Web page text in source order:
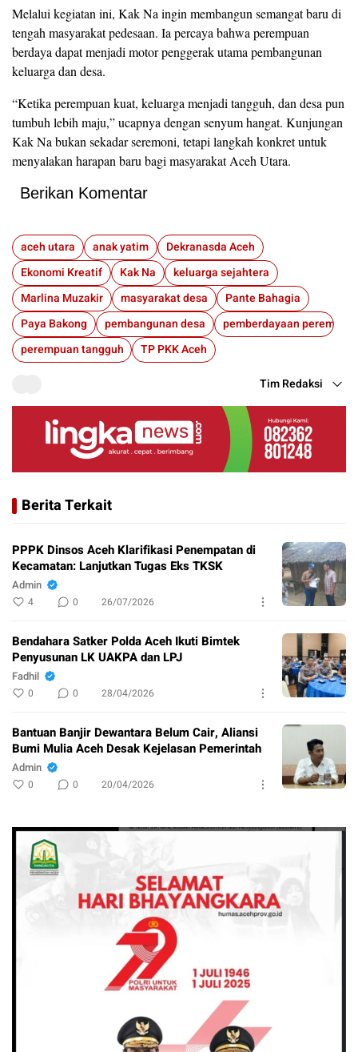
Melalui kegiatan ini, Kak Na ingin membangun semangat baru di
tengah masyarakat pedesaan. Ia percaya bahwa perempuan
berdaya dapat menjadi motor penggerak utama pembangunan
keluarga dan desa.
“Ketika perempuan kuat, keluarga menjadi tangguh, dan desa pun
tumbuh lebih maju,” ucapnya dengan senyum hangat. Kunjungan
Kak Na bukan sekadar seremoni, tetapi langkah konkret untuk
menyalakan harapan baru bagi masyarakat Aceh Utara.
Berikan Komentar
aceh utara anak yatim
Dekranasda Aceh
Ekonomi Kreatif
Kak Na
keluarga sejahtera
Marlina Muzakir
masyarakat desa
Pante Bahagia
Paya Bakong
pembangunan desa
pemberdayaan
perempuan tangguh
TP PKK Aceh
Tim Redaksi
Berita Terkait
PPPK Dinsos Aceh Klarifikasi Penempatan di
Kecamatan: Lanjutkan Tugas Eks TKSK
Admin
4 0 26/07/2026
Bendahara Satker Polda Aceh Ikuti Bimtek
Penyusunan LK UAKPA dan LPJ
Fadhil
0 0 28/04/2026
Bantuan Banjir Dewantara Belum Cair, Aliansi
Bumi Mulia Aceh Desak Kejelasan Pemerintah
Admin
0 0 20/04/2026